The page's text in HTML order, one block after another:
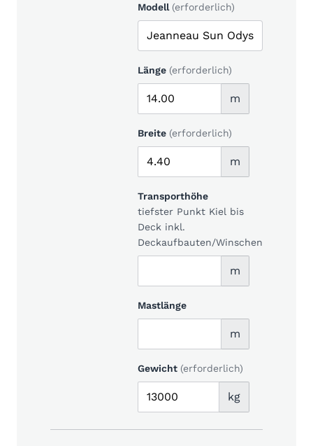
Modell (erforderlich)
Länge (erforderlich)
m
Breite (erforderlich)
m
Transporthöhe
tiefster Punkt Kiel bis
Deck inkl.
Deckaufbauten/Winschen
m
Mastlänge
m
Gewicht (erforderlich)
kg